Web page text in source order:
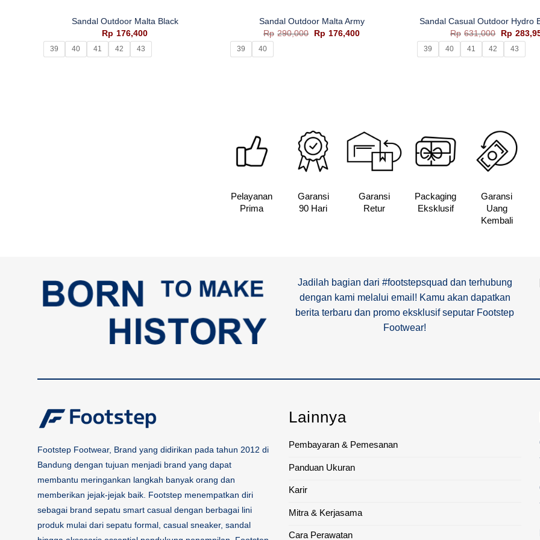
Sandal Outdoor Malta Black
Rp 176,400
39 40 41 42 43
Sandal Outdoor Malta Army
Rp 290,000
Harga
aslinya
Rp 176,400Harga
39 40
Sandal Casual Outdoor Hydro
Rp 631,000
Harga
aslinya
adalah:
Rp631,000.
Rp
39 40 41 42 43
Pelayanan
Prima
Garansi
90 Hari
Garansi
Retur
Packaging
Eksklusif
Garansi
Uang
Kembali
Jadilah bagian dari #footstepsquad dan terhubung
dengan kami melalui email! Kamu akan dapatkan
berita terbaru dan promo eksklusif seputar Footstep
Footwear!
Footstep Footwear, Brand yang didirikan pada tahun 2012 di
Bandung dengan tujuan menjadi brand yang dapat
membantu meringankan langkah banyak orang dan
memberikan jejak-jejak baik. Footstep menempatkan diri
sebagai brand sepatu smart casual dengan berbagai lini
produk mulai dari sepatu formal, casual sneaker, sandal
Lainnya
Pembayaran & Pemesanan
Panduan Ukuran
Karir
Mitra & Kerjasama
Cara Perawatan